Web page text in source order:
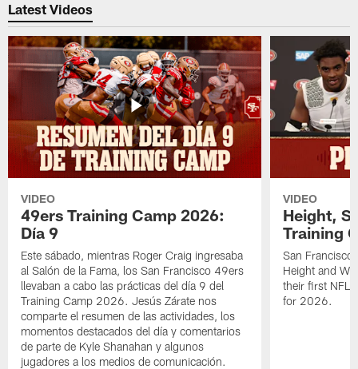
Latest Videos
VIDEO
49ers Training Camp 2026:
Día 9
Este sábado, mientras Roger Craig ingresaba
al Salón de la Fama, los San Francisco 49ers
llevaban a cabo las prácticas del día 9 del
Training Camp 2026. Jesús Zárate nos
comparte el resumen de las actividades, los
momentos destacados del día y comentarios
de parte de Kyle Shanahan y algunos
jugadores a los medios de comunicación.
VIDEO
Height,
Training
San Francisco
Height and
their first NFL
for 2026.